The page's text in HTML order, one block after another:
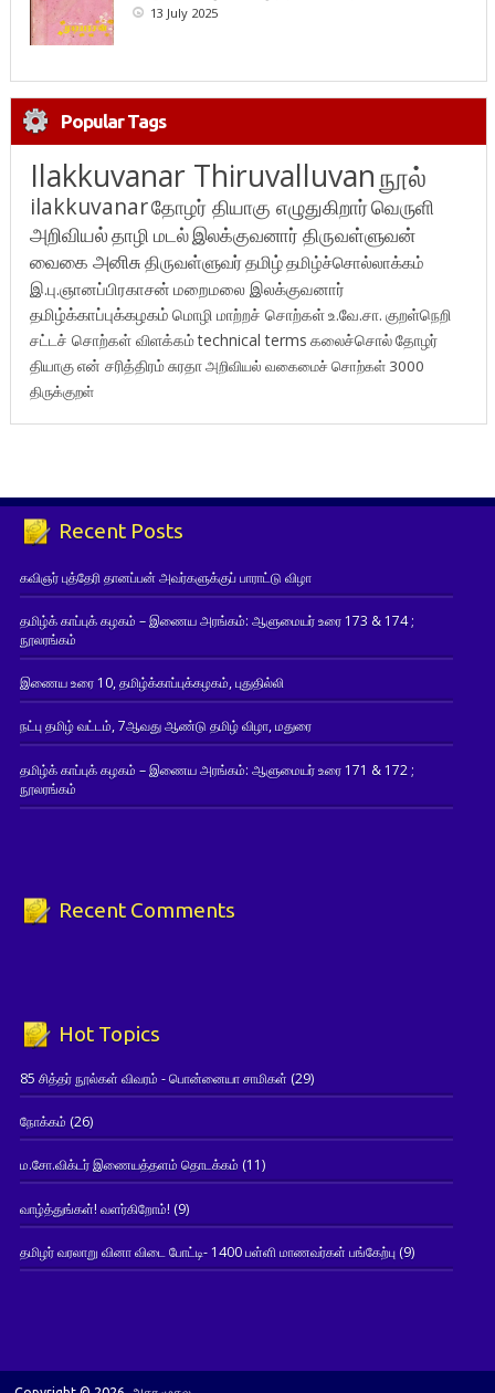
13 July 2025
Popular Tags
Ilakkuvanar Thiruvalluvanநூல்
ilakkuvanarதோழர் தியாகு எழுதுகிறார்வெருளி
அறிவியல்தாழி மடல்இலக்குவனார் திருவள்ளுவன்
வைகை அனிசுதிருவள்ளுவர்தமிழ்தமிழ்ச்சொல்லாக்கம்
இ.பு.ஞானப்பிரகாசன் மறைமலை இலக்குவனார்
தமிழ்க்காப்புக்கழகம் மொழி மாற்றச் சொற்கள்உ.வே.சா. குறள்நெறி
சட்டச் சொற்கள் விளக்கம்technical terms கலைச்சொல்தோழர்
தியாகுஎன் சரித்திரம்சுரதாஅறிவியல் வகைமைச் சொற்கள் 3000
திருக்குறள்
Recent Posts
கவிஞர் புத்தேரி தானப்பன் அவர்களுக்குப் பாராட்டு விழா
தமிழ்க் காப்புக் கழகம் – இணைய அரங்கம்: ஆளுமையர் உரை 173 & 174 ;
நூலரங்கம்
இணைய உரை 10, தமிழ்க்காப்புக்கழகம், புதுதில்லி
நட்பு தமிழ் வட்டம், 7ஆவது ஆண்டு தமிழ் விழா, மதுரை
தமிழ்க் காப்புக் கழகம் – இணைய அரங்கம்: ஆளுமையர் உரை 171 & 172 ;
நூலரங்கம்
Recent Comments
Hot Topics
85 சித்தர் நூல்கள் விவரம் - பொன்னையா சாமிகள் (29)
நோக்கம் (26)
ம.சோ.விக்டர் இணையத்தளம் தொடக்கம் (11)
வாழ்த்துங்கள்! வளர்கிறோம்! (9)
தமிழர் வரலாறு வினா விடை போட்டி- 1400 பள்ளி மாணவர்கள் பங்கேற்பு(9)